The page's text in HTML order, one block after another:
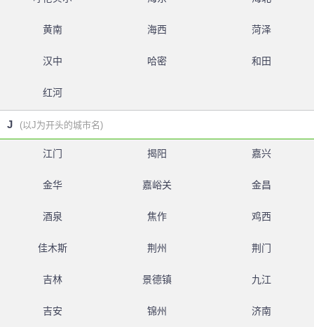
黄南 海西 菏泽
汉中 哈密 和田
红河
J (以J为开头的城市名)
江门 揭阳 嘉兴
金华 嘉峪关 金昌
酒泉 焦作 鸡西
佳木斯 荆州 荆门
吉林 景德镇 九江
吉安 锦州 济南